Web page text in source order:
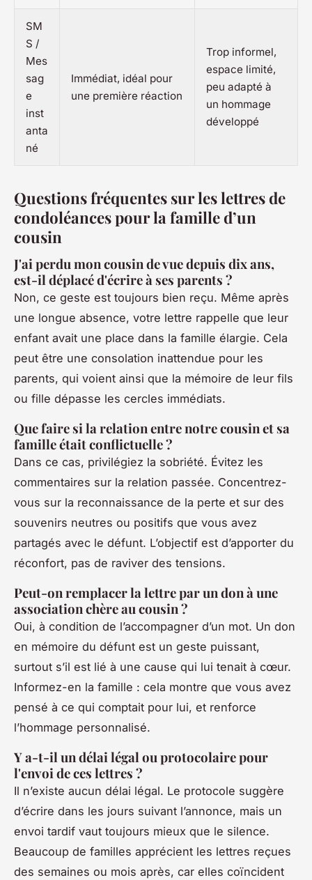
SM
S /
Mes
sag
e
inst
anta
né
Immédiat, idéal pour
une première réaction
Trop informel,
espace limité,
peu adapté à
un hommage
développé
Questions fréquentes sur les lettres de
condoléances pour la famille d’un
cousin
J'ai perdu mon cousin de vue depuis dix ans,
est-il déplacé d'écrire à ses parents ?
Non, ce geste est toujours bien reçu. Même après
une longue absence, votre lettre rappelle que leur
enfant avait une place dans la famille élargie. Cela
peut être une consolation inattendue pour les
parents, qui voient ainsi que la mémoire de leur fils
ou fille dépasse les cercles immédiats.
Que faire si la relation entre notre cousin et sa
famille était conflictuelle ?
Dans ce cas, privilégiez la sobriété. Évitez les
commentaires sur la relation passée. Concentrez-
vous sur la reconnaissance de la perte et sur des
souvenirs neutres ou positifs que vous avez
partagés avec le défunt. L’objectif est d’apporter du
réconfort, pas de raviver des tensions.
Peut-on remplacer la lettre par un don à une
association chère au cousin ?
Oui, à condition de l’accompagner d’un mot. Un don
en mémoire du défunt est un geste puissant,
surtout s’il est lié à une cause qui lui tenait à cœur.
Informez-en la famille : cela montre que vous avez
pensé à ce qui comptait pour lui, et renforce
l’hommage personnalisé.
Y a-t-il un délai légal ou protocolaire pour
l'envoi de ces lettres ?
Il n’existe aucun délai légal. Le protocole suggère
d’écrire dans les jours suivant l’annonce, mais un
envoi tardif vaut toujours mieux que le silence.
Beaucoup de familles apprécient les lettres reçues
des semaines ou mois après, car elles coïncident